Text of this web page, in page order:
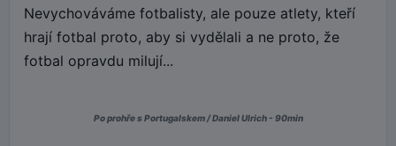
Nevychováváme fotbalisty, ale pouze atlety, kteří
hrají fotbal proto, aby si vydělali a ne proto, že
fotbal opravdu milují...
Po prohře s Portugalskem / Daniel Ulrich - 90min